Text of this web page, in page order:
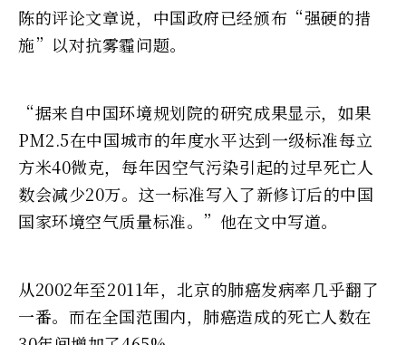
陈的评论文章说，中国政府已经颁布“强硬的措
施”以对抗雾霾问题。
“据来自中国环境规划院的研究成果显示，如果
PM2.5在中国城市的年度水平达到一级标准每立
方米40微克，每年因空气污染引起的过早死亡人
数会减少20万。这一标准写入了新修订后的中国
国家环境空气质量标准。”他在文中写道。
从2002年至2011年，北京的肺癌发病率几乎翻了
一番。而在全国范围内，肺癌造成的死亡人数在